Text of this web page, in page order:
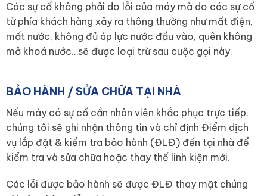
Các sự cố không phải do lỗi của máy mà do các sự cố
từ phía khách hàng xảy ra thông thường như mất điện,
mất nước, không đủ áp lực nước đầu vào, quên không
mở khoá nước…sẽ được loại trừ sau cuộc gọi này.
BẢO HÀNH / SỬA CHỮA TẠI NHÀ
Nếu máy có sự cố cần nhân viên khắc phục trực tiếp,
chúng tôi sẽ ghi nhận thông tin và chỉ định Điểm dịch
vụ lắp đặt & kiểm tra bảo hành (ĐLĐ) đến tại nhà để
kiểm tra và sửa chữa hoặc thay thế linh kiện mới.
Các lỗi được bảo hành sẽ được ĐLĐ thay mặt chúng